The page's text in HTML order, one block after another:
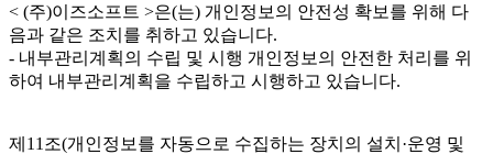
< (주)이즈소프트 >은(는) 개인정보의 안전성 확보를 위해 다
음과 같은 조치를 취하고 있습니다.
- 내부관리계획의 수립 및 시행 개인정보의 안전한 처리를 위
하여 내부관리계획을 수립하고 시행하고 있습니다.
제11조(개인정보를 자동으로 수집하는 장치의 설치·운영 및